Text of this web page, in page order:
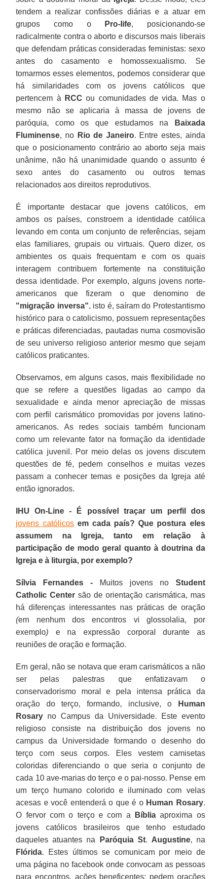
tendem a realizar confissões diárias e a atuar em
grupos como o
Pro-life, posicionando-se
radicalmente contra o aborto e discursos mais liberais
que defendam práticas consideradas feministas: sexo
antes do casamento e homossexualismo. Se
tomarmos esses elementos, podemos considerar que
há similaridades com os jovens católicos que
pertencem à
RCC ou comunidades de vida. Mas o
mesmo não se aplicaria à massa de jovens de
paróquia, como os que estudamos na
Baixada
Fluminense, no Rio de Janeiro. Entre estes, ainda
que o posicionamento contrário ao aborto seja mais
unânime, não há unanimidade quando o assunto é
sexo antes do casamento ou outros temas
relacionados aos direitos reprodutivos.
É importante destacar que jovens católicos, em
ambos os países, constroem a identidade católica
levando em conta um conjunto de referências, sejam
elas familiares, grupais ou virtuais. Quero dizer, os
ambientes os quais frequentam e com os quais
interagem contribuem fortemente na constituição
dessa identidade. Por exemplo, alguns jovens norte-
americanos que fizeram o que denomino de
"migração inversa", isto é, saíram do Protestantismo
histórico para o catolicismo, possuem representações
e práticas diferenciadas, pautadas numa cosmovisão
de seu universo religioso anterior mesmo que sejam
católicos praticantes.
Observamos, em alguns casos, mais flexibilidade no
que se refere a questões ligadas ao campo da
sexualidade e ainda menor apreciação de missas
com perfil carismático promovidas por jovens latino-
americanos. As redes sociais também funcionam
como um relevante fator na formação da identidade
católica juvenil. Por meio delas os jovens discutem
questões de fé, pedem conselhos e muitas vezes
passam a conhecer temas e posições da Igreja até
então ignorados.
IHU On-Line - É possível traçar um perfil dos
jovens católicosem cada país? Que postura eles
assumem na Igreja, tanto em relação à
participação de modo geral quanto à doutrina da
Igreja e à liturgia, por exemplo?
Sílvia Fernandes - Muitos jovens no Student
Catholic Center são de orientação carismática, mas
há diferenças interessantes nas práticas de oração
(em nenhum dos encontros vi glossolalia, por
exemplo) e na expressão corporal durante as
reuniões de oração e formação.
Em geral, não se notava que eram carismáticos a não
ser pelas palestras que enfatizavam o
conservadorismo moral e pela intensa prática da
oração do terço, formando, inclusive, o
Human
Rosary no Campus da Universidade. Este evento
religioso consiste na distribuição dos jovens no
campus da Universidade formando o desenho do
terço com seus corpos. Eles vestem camisetas
coloridas diferenciando o que seria o conjunto de
cada 10 ave-marias do terço e o pai-nosso. Pense em
um terço humano colorido e iluminado com velas
acesas e você entenderá o que é o Human Rosary.
O fervor com o terço e com a
Bíbliaaproxima os
jovens católicos brasileiros que tenho estudado
daqueles atuantes na
Paróquia St. Augustine, na
Flórida. Estes últimos se comunicam por meio de
uma página no facebook onde convocam as pessoas
para encontros, ações beneficentes; pedem orações